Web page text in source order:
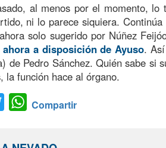
al menos por el momento,
ni lo parece siquiera.
solo sugerido por Núñez
ahora a disposición de Ayuso.
de Pedro Sánchez. Quién sabe si
la función hace al órgano.
TwitterWhatsApp
Compartir